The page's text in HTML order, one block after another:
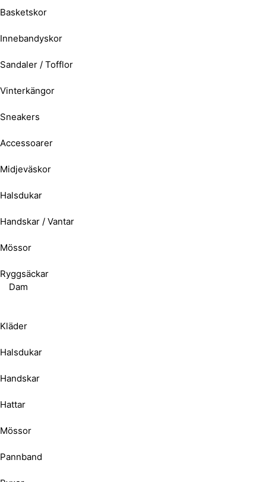
Basketskor
Innebandyskor
Sandaler / Tofflor
Vinterkängor
Sneakers
Accessoarer
Midjeväskor
Halsdukar
Handskar / Vantar
Mössor
Ryggsäckar
Dam
Kläder
Halsdukar
Handskar
Hattar
Mössor
Pannband